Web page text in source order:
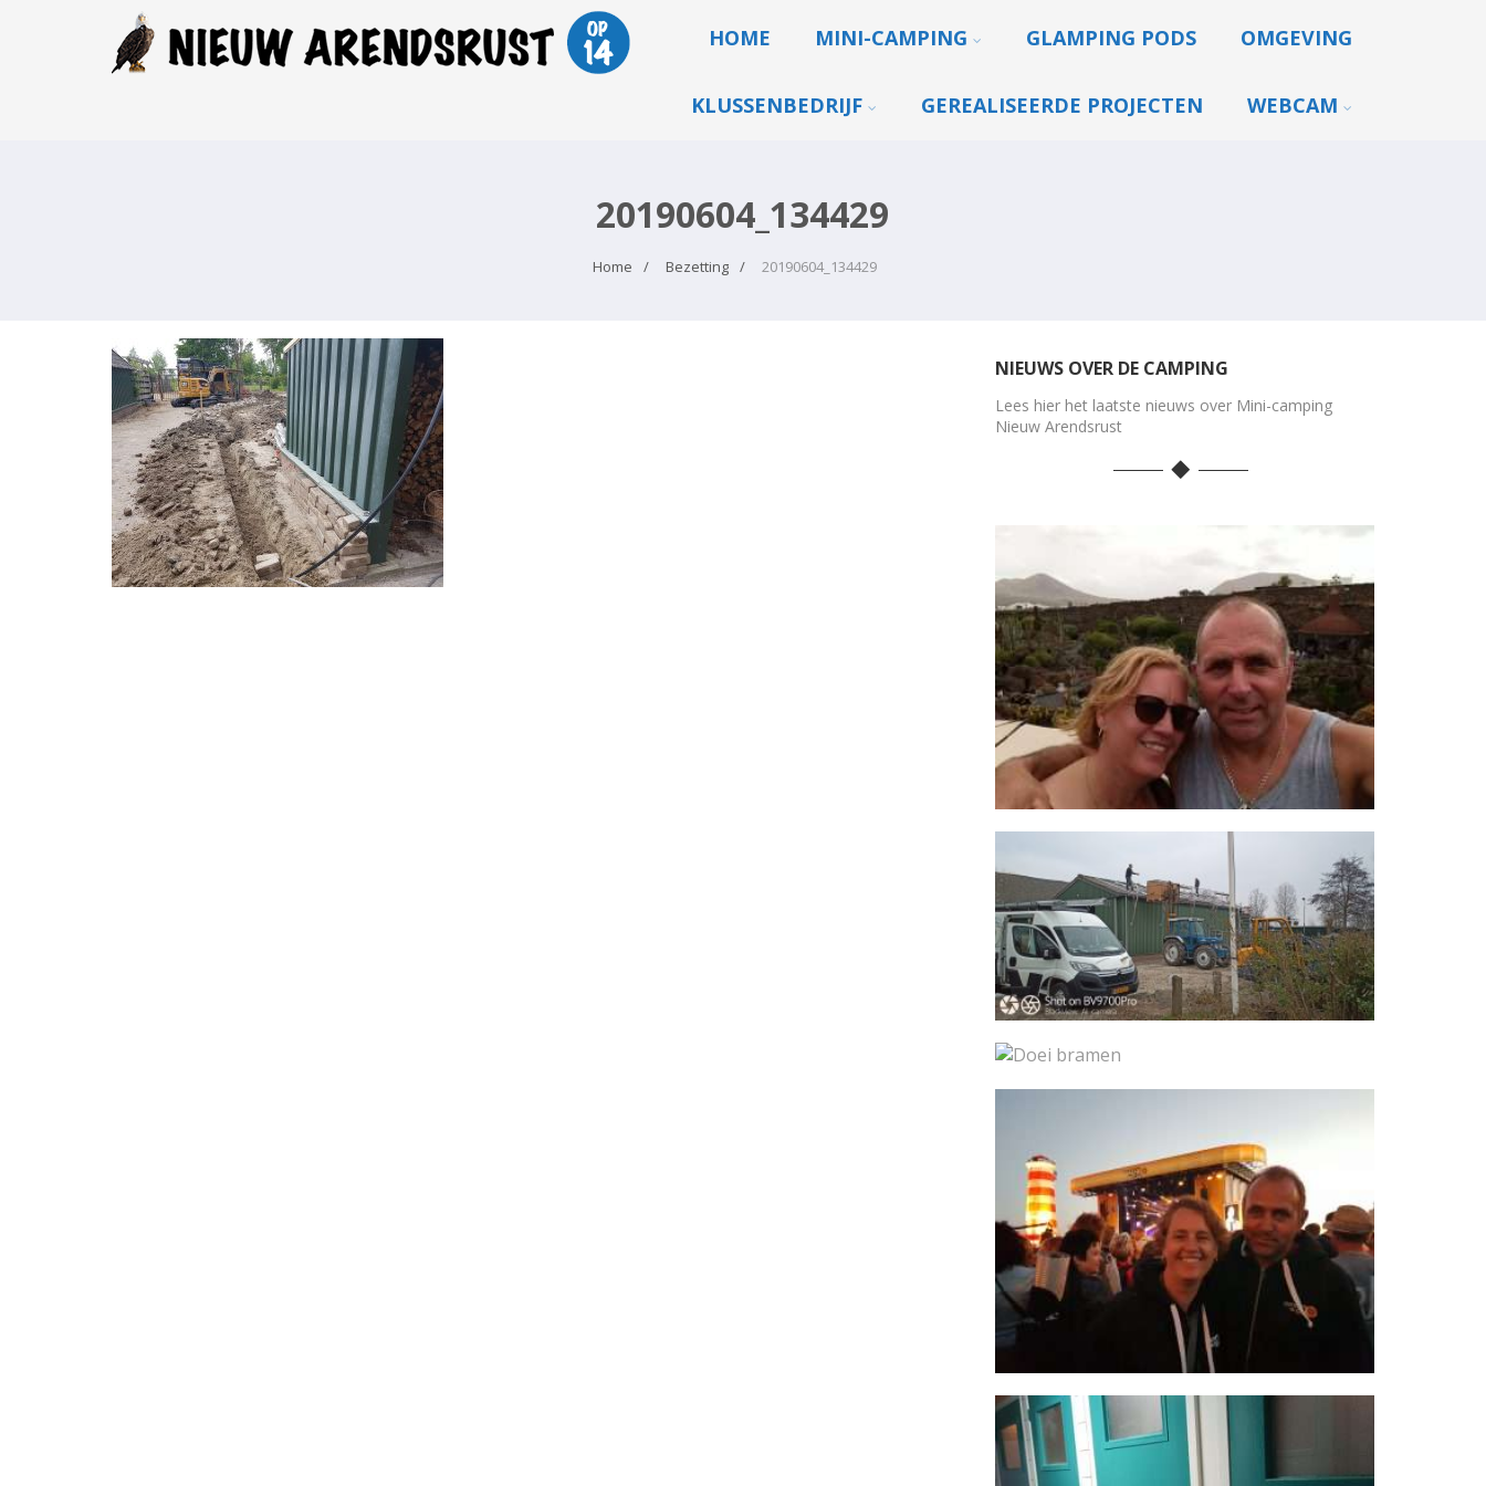
HOME MINI-CAMPING GLAMPING PODS OMGEVING
KLUSSENBEDRIJF GEREALISEERDE PROJECTEN WEBCAM
20190604_134429
Home Bezetting 20190604_134429
NIEUWS OVER DE CAMPING
Lees hier het laatste nieuws over Mini-camping
Nieuw Arendsrust